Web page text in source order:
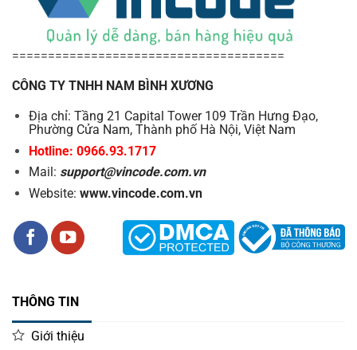
======================================
CÔNG TY TNHH NAM BÌNH XƯƠNG
Địa chỉ: Tầng 21 Capital Tower 109 Trần Hưng Đạo,
Phường Cửa Nam, Thành phố Hà Nội, Việt Nam
Hotline: 0966.93.1717
Mail: support@vincode.com.vn
Website: www.vincode.com.vn
THÔNG TIN
Giới thiệu